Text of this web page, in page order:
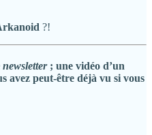
?!
newsletter; une vidéo d’un
avez peut-être déjà vu si vous